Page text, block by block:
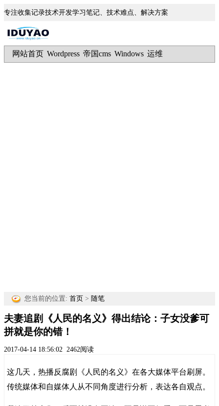
专注收集记录技术开发学习笔记、技术难点、解决方案
网站首页 Wordpress 帝国cms Windows 运维
您当前的位置: 首页 > 随笔
夫妻追剧《人民的名义》得出结论：子女没爹可
拼就是你的错！
2017-04-14 18:56:02 2462阅读
这几天，热播反腐剧《人民的名义》在各大媒体平台刷屏。
传统媒体和自媒体人从不同角度进行分析，表达各自观点。